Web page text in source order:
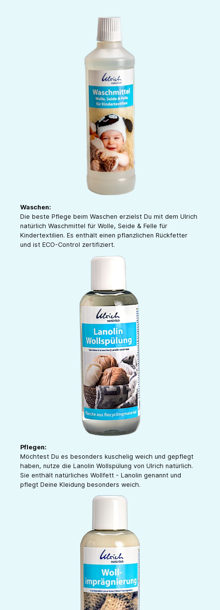
Waschen:
Die beste Pflege beim Waschen erzielst Du mit dem Ulrich
natürlich Waschmittel für Wolle, Seide & Felle für
Kindertextilien. Es enthält einen pflanzlichen Rückfetter
und ist ECO-Control zertifiziert.
Pflegen:
Möchtest Du es besonders kuschelig weich und gepflegt
haben, nutze die Lanolin Wollspülung von Ulrich natürlich.
Sie enthält natürliches Wollfett - Lanolin genannt und
pflegt Deine Kleidung besonders weich.